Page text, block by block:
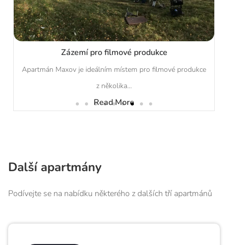
Zázemí pro filmové produkce
Apartmán Maxov je ideálním místem pro filmové produkce
z několika...
Read More
Další apartmány
Podívejte se na nabídku některého z dalších tří apartmánů